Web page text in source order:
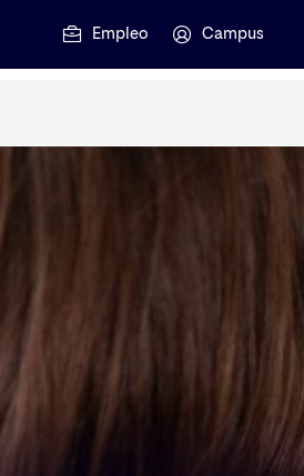
Empleo Campus